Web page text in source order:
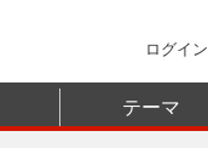
ログイン
テーマ